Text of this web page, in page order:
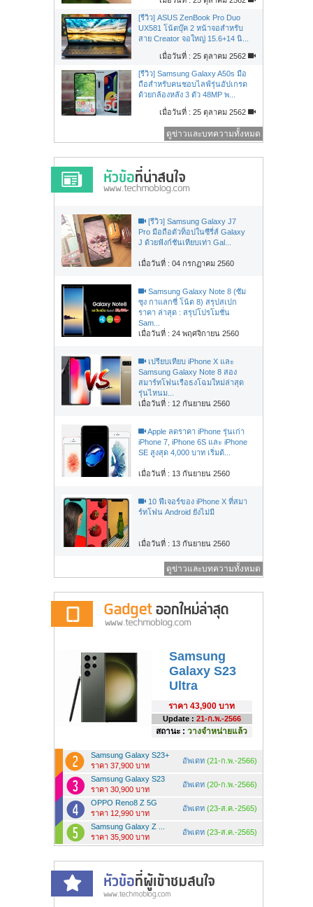
[รีวิว] ASUS ZenBook Pro Duo
UX581 โน้ตบุ๊ค 2 หน้าจอสำหรับ
สาย Creator จอใหญ่ 15.6+14 นิ...
เมื่อวันที่ : 25 ตุลาคม 2562
[รีวิว] Samsung Galaxy A50s มือ
ถือสำหรับคนชอบไลฟ์รุ่นอัปเกรด
ด้วยกล้องหลัง 3 ตัว 48MP พ...
เมื่อวันที่ : 25 ตุลาคม 2562
ดูข่าวและบทความทั้งหมด
[รีวิว] Samsung Galaxy J7
Pro มือถือตัวท็อปในซีรี่ส์ Galaxy
J ด้วยฟังก์ชันเทียบเท่า Gal...
เมื่อวันที่ : 04 กรกฏาคม 2560
Samsung Galaxy Note 8 (ซัม
ซุง กาแลกซี่ โน้ต 8) สรุปสเปก
ราคา ล่าสุด : สรุปโปรโมชั่น
Sam...
เมื่อวันที่ : 24 พฤศจิกายน 2560
เปรียบเทียบ iPhone X และ
Samsung Galaxy Note 8 สอง
สมาร์ทโฟนเรือธงโฉมใหม่ล่าสุด
รุ่นไหนม...
เมื่อวันที่ : 12 กันยายน 2560
Apple ลดราคา iPhone รุ่นเก่า
iPhone 7, iPhone 6S และ iPhone
SE สูงสุด 4,000 บาท เริ่มต้...
เมื่อวันที่ : 13 กันยายน 2560
10 ฟีเจอร์ของ iPhone X ที่สมา
ร์ทโฟน Android ยังไม่มี
เมื่อวันที่ : 13 กันยายน 2560
ดูข่าวและบทความทั้งหมด
Samsung
Galaxy S23
Ultra
ราคา 43,900 บาท
Update : 21-ก.พ.-2566
สถานะ : วางจำหน่ายแล้ว
Samsung Galaxy S23+
ราคา 37,900 บาท
อัพเดท (21-ก.พ.-2566)
Samsung Galaxy S23
ราคา 30,900 บาท
อัพเดท (20-ก.พ.-2566)
OPPO Reno8 Z 5G
ราคา 12,990 บาท
อัพเดท (23-ส.ค.-2565)
Samsung Galaxy Z ...
ราคา 35,900 บาท
อัพเดท (23-ส.ค.-2565)